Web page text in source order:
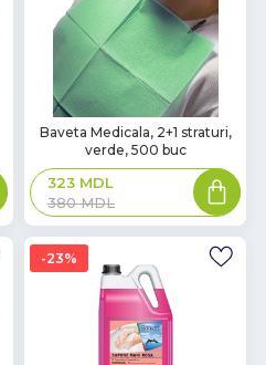
Baveta Medicala, 2+1 straturi,
verde, 500 buc
380MDL
323 MDL
23%